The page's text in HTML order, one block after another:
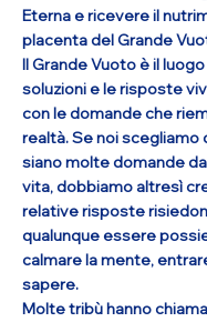
Eterna e ricevere il
placenta del Grande
Il Grande Vuoto è il
soluzioni e le risposte
con le domande che
realtà. Se noi scegliamo
siano molte domande
vita, dobbiamo altresì
relative risposte
qualunque essere
calmare la mente,
sapere.
Molte tribù hanno